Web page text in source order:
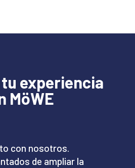
experiencia
MöWE
con nosotros.
de ampliar la